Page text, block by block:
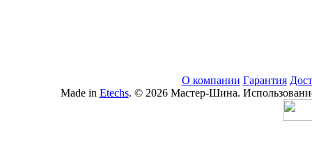
О компании Гарантия
Made in Etechs. © 2026 Мастер-Шина.